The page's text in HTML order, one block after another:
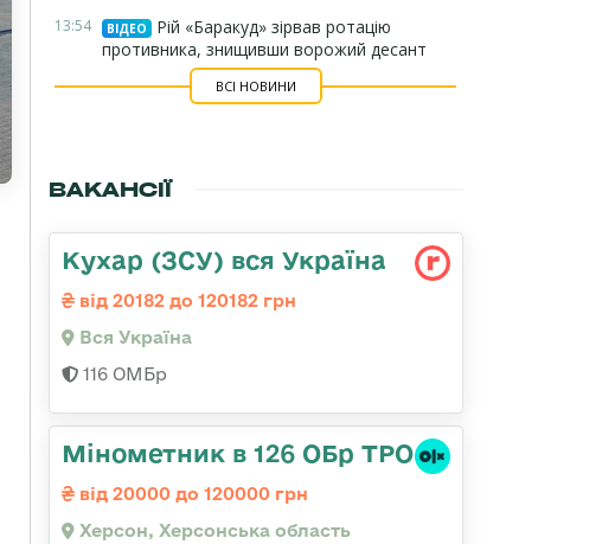
13:54 ВІДЕО
Рій «Баракуд» зірвав ротацію
противника, знищивши ворожий десант
ВСІ НОВИНИ
ВАКАНСІЇ
Кухар (ЗСУ) вся Україна
від 20182 до 120182 грн
Вся Україна
116 ОМБр
Мінометник в 126 ОБр ТРО
від 20000 до 120000 грн
Херсон, Херсонська область